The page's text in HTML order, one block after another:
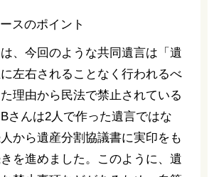
、今回のような共同遺言は「遺
左右されることなく行われるべ
理由から民法で禁止されている
さんは2人で作った遺言ではな
から遺産分割協議書に実印をも
を進めました。このように、遺